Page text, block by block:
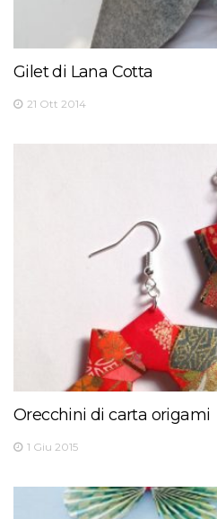
Gilet di Lana Cotta
21 Ott 2014
Orecchini di carta origami
1 Giu 2015